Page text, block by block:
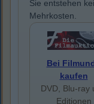
Sie entstehen
Mehrkosten.
Bei
kaufen
DVD, Blu-ray
Editionen